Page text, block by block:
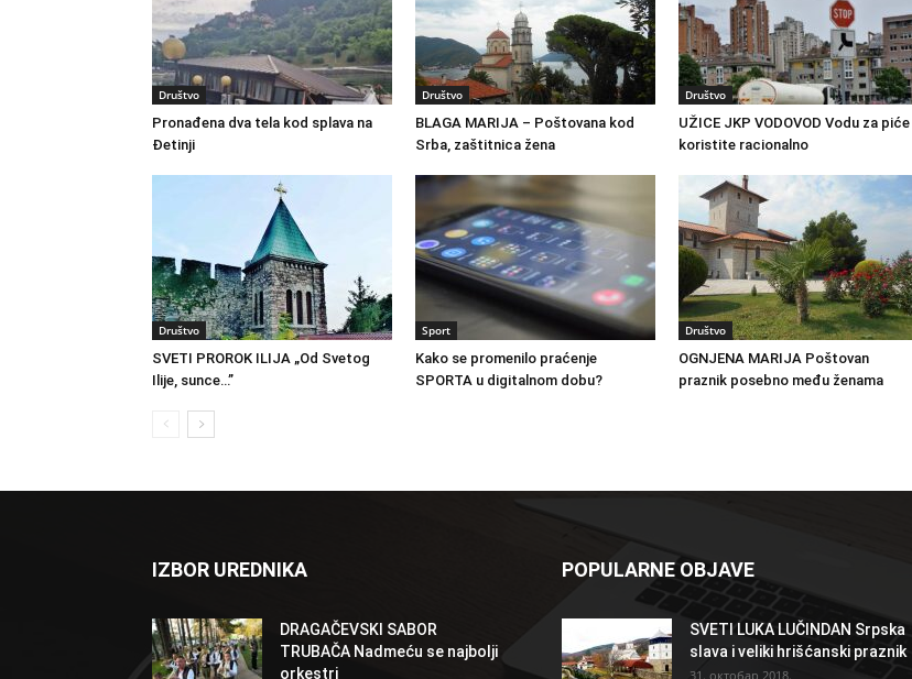
Društvo
Pronađena dva tela kod splava na
Đetinji
Društvo
BLAGA MARIJA – Poštovana kod
Srba, zaštitnica žena
Društvo
UŽICE JKP VODOVOD Vodu za piće
koristite racionalno
Društvo
SVETI PROROK ILIJA „Od Svetog
Ilije, sunce…”
Sport
Kako se promenilo praćenje
SPORTA u digitalnom dobu?
Društvo
OGNJENA MARIJA Poštovan
praznik posebno među ženama
IZBOR UREDNIKA
DRAGAČEVSKI SABOR
TRUBAČA Nadmeću se najbolji
orkestri
POPULARNE OBJAVE
SVETI LUKA LUČINDAN Srpska
slava i veliki hrišćanski praznik
31. октобар 2018.